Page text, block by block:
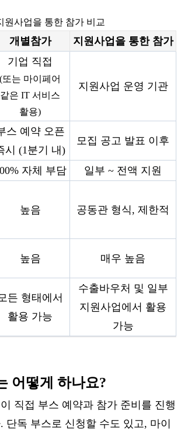
원사업을 통한 참가 비교
개별참가 지원사업을 통한 참가
기업 직접
(또는 마이페어
같은 IT 서비스
활용)
지원사업 운영 기관
스 예약 오픈
시 (1분기 내)
모집 공고 발표 이후
자체 부담
일부 ~ 전액 지원
높음 공동관 형식, 제한적
높음 매우 높음
든 형태에서
활용 가능
수출바우처 및 일부
지원사업에서 활용
가능
어떻게 하나요?
직접 부스 예약과 참가 준비를 진행
단독 부스로 신청할 수도 있고, 마이